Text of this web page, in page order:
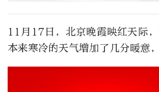
11月17日，北京晚霞映红天际
本来寒冷的天气增加了几分暖意